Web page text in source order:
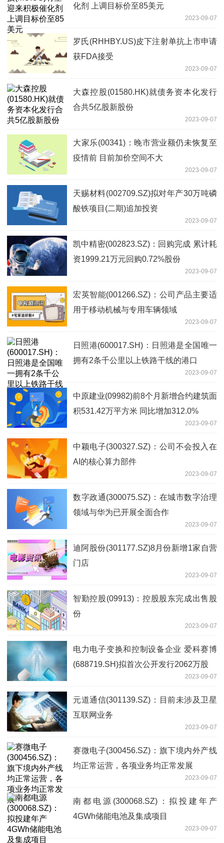
化剂 上调目标价至85美元
2023-09-07
罗氏(RHHBY.US)皮下注射单抗上市申请
获FDA接受
2023-09-07
大森控股(01580.HK)就债务资本化发行
合共5亿股新股份
2023-09-07
大家乐(00341)：晚市营业额仍未恢复至
疫情前 目前加价空间不大
2023-09-07
天赐材料(002709.SZ)拟对年产30万吨磷
酸铁项目(二期)追加投资
2023-09-07
凯中精密(002823.SZ)：回购完成 累计耗
资1999.21万元回购0.72%股份
2023-09-07
宏英智能(001266.SZ)：公司产品主要适
用于移动机械与专用车辆领域
2023-09-07
日照港(600017.SH)：日照港是全国唯一
拥有2条千公里以上铁路干线的港口
2023-09-07
中原建业(09982)前8个月新增合约建筑面
积531.42万平方米 同比增加312.0%
2023-09-07
中颖电子(300327.SZ)：公司不会投入在
AI的核心算力部件
2023-09-07
数字政通(300075.SZ)：在城市数字治理
领域与华为已开展全面合作
2023-09-07
迪阿股份(301177.SZ)8月份新增1家自营
门店
2023-09-07
智勤控股(09913)：控股股东完成出售股
份
2023-09-07
电力电子变换和控制设备企业 爱科赛博
(688719.SH)拟首次公开发行2062万股
2023-09-07
元道通信(301139.SZ)：目前未涉及卫星
互联网业务
2023-09-07
赛微电子(300456.SZ)：旗下境内外产线
均正常运营，各项业务均正常发展
2023-09-07
南都电源(300068.SZ)：拟投建年产
4GWh储能电池及集成项目
2023-09-07